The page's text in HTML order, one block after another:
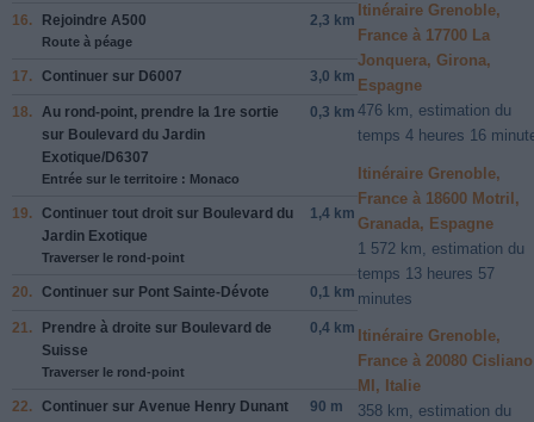
16. Rejoindre A500
Route à péage
2,3 km
17. Continuer sur D6007 3,0 km
18. Au rond-point, prendre la 1re sortie
sur Boulevard du Jardin
Exotique/D6307
Entrée sur le territoire : Monaco
0,3 km
19. Continuer tout droit sur Boulevard du
Jardin Exotique
Traverser le rond-point
1,4 km
20. Continuer sur Pont Sainte-Dévote 0,1 km
21. Prendre à droite sur Boulevard de
Suisse
Traverser le rond-point
0,4 km
22. Continuer sur Avenue Henry Dunant 90 m
Itinéraire Grenoble,
France à 17700 La
Jonquera, Girona,
Espagne
476 km, estimation du
temps 4 heures 16
Itinéraire Grenoble,
France à 18600 Motril,
Granada, Espagne
1 572 km, estimation du
temps 13 heures 57
minutes
Itinéraire Grenoble,
France à 20080 Cisliano
MI, Italie
358 km, estimation du